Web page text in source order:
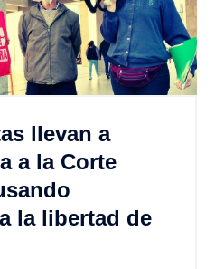
llevan a
a la Corte
la libertad de